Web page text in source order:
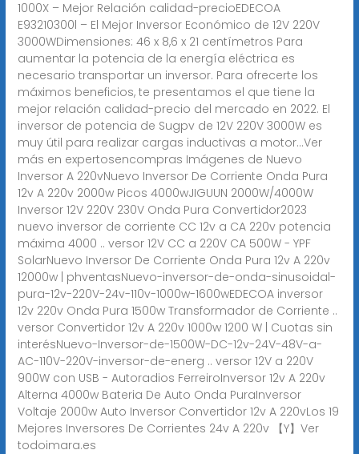
1000X – Mejor Relación calidad-precioEDECOA
E93210300l – El Mejor Inversor Económico de 12V 220V
3000WDimensiones: 46 x 8,6 x 21 centímetros Para
aumentar la potencia de la energía eléctrica es
necesario transportar un inversor. Para ofrecerte los
máximos beneficios, te presentamos el que tiene la
mejor relación calidad-precio del mercado en 2022. El
inversor de potencia de Sugpv de 12V 220V 3000W es
muy útil para realizar cargas inductivas a motor...Ver
más en expertosencompras Imágenes de Nuevo
Inversor A 220vNuevo Inversor De Corriente Onda Pura
12v A 220v 2000w Picos 4000wJIGUUN 2000W/4000W
Inversor 12V 220V 230V Onda Pura Convertidor2023
nuevo inversor de corriente CC 12v a CA 220v potencia
máxima 4000 .. versor 12V CC a 220V CA 500W - YPF
SolarNuevo Inversor De Corriente Onda Pura 12v A 220v
12000w | phventasNuevo-inversor-de-onda-sinusoidal-
pura-12v-220V-24v-110v-1000w-1600wEDECOA inversor
12v 220v Onda Pura 1500w Transformador de Corriente ..
versor Convertidor 12v A 220v 1000w 1200 W | Cuotas sin
interésNuevo-Inversor-de-1500W-DC-12v-24V-48V-a-
AC-110V-220V-inversor-de-energ .. versor 12V a 220V
900W con USB - Autoradios FerreiroInversor 12v A 220v
Alterna 4000w Bateria De Auto Onda PuraInversor
Voltaje 2000w Auto Inversor Convertidor 12v A 220vLos 19
Mejores Inversores De Corrientes 24v A 220v 【Y】Ver
todoimara.es